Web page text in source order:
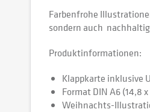
Farbenfrohe
sondern auch
Produktinformationen:
Klappkarte inklusive
Format DIN A6 (14,8
Weihnachts-